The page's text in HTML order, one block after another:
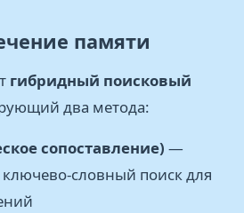
памяти
гибридный поисковый
два метода:
сопоставление) —
словный поиск для